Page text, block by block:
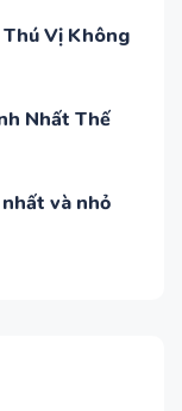
Thú Vị Không
Nhất Thế
và nhỏ